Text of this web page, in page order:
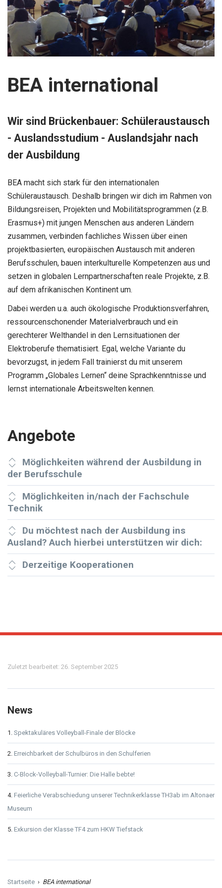
BEA international
Wir sind Brückenbauer: Schüleraustausch
- Auslandsstudium - Auslandsjahr nach
der Ausbildung
BEA macht sich stark für den internationalen
Schüleraustausch. Deshalb bringen wir dich im Rahmen von
Bildungsreisen, Projekten und Mobilitätsprogrammen (z.B.
Erasmus+) mit jungen Menschen aus anderen Ländern
zusammen, verbinden fachliches Wissen über einen
projektbasierten, europäischen Austausch mit anderen
Berufsschulen, bauen interkulturelle Kompetenzen aus und
setzen in globalen Lernpartnerschaften reale Projekte, z.B.
auf dem afrikanischen Kontinent um.
Dabei werden u.a. auch ökologische Produktionsverfahren,
ressourcenschonender Materialverbrauch und ein
gerechterer Welthandel in den Lernsituationen der
Elektroberufe thematisiert. Egal, welche Variante du
bevorzugst, in jedem Fall trainierst du mit unserem
Programm „Globales Lernen“ deine Sprachkenntnisse und
lernst internationale Arbeitswelten kennen.
Angebote
Möglichkeiten während der Ausbildung in
der Berufsschule
Möglichkeiten in/nach der Fachschule
Technik
Du möchtest nach der Ausbildung ins
Ausland? Auch hierbei unterstützen wir dich:
Derzeitige Kooperationen
Meta
Zuletzt bearbeitet: 26. September 2025
News
Spektakuläres Volleyball-Finale der Blöcke
Erreichbarkeit der Schulbüros in den Schulferien
C-Block-Volleyball-Turnier: Die Halle bebte!
Feierliche Verabschiedung unserer Technikerklasse TH3ab im Altonaer
Museum
Exkursion der Klasse TF4 zum HKW Tiefstack
Startseite › BEA international